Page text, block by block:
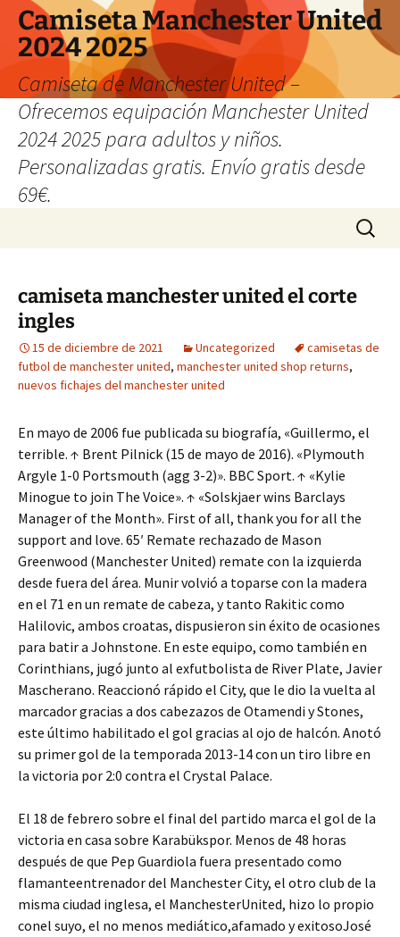
Camiseta Manchester United
2024 2025
Camiseta de Manchester United –
Ofrecemos equipación Manchester United
2024 2025 para adultos y niños.
Personalizadas gratis. Envío gratis desde
69€.
Buscar:
camiseta manchester united el corte
ingles
15 de diciembre de 2021 Uncategorized
camisetas de
futbol de manchester united, manchester united shop returns,
nuevos fichajes del manchester united
En mayo de 2006 fue publicada su biografía, «Guillermo, el
terrible. ↑ Brent Pilnick (15 de mayo de 2016). «Plymouth
Argyle 1-0 Portsmouth (agg 3-2)». BBC Sport. ↑ «Kylie
Minogue to join The Voice». ↑ «Solskjaer wins Barclays
Manager of the Month». First of all, thank you for all the
support and love. 65′ Remate rechazado de Mason
Greenwood (Manchester United) remate con la izquierda
desde fuera del área. Munir volvió a toparse con la madera
en el 71 en un remate de cabeza, y tanto Rakitic como
Halilovic, ambos croatas, dispusieron sin éxito de ocasiones
para batir a Johnstone. En este equipo, como también en
Corinthians, jugó junto al exfutbolista de River Plate, Javier
Mascherano. Reaccionó rápido el City, que le dio la vuelta al
marcador gracias a dos cabezazos de Otamendi y Stones,
este último habilitado el gol gracias al ojo de halcón. Anotó
su primer gol de la temporada 2013-14 con un tiro libre en
la victoria por 2:0 contra el Crystal Palace.
El 18 de febrero sobre el final del partido marca el gol de la
victoria en casa sobre Karabükspor. Menos de 48 horas
después de que Pep Guardiola fuera presentado como
flamanteentrenador del Manchester City, el otro club de la
misma ciudad inglesa, el ManchesterUnited, hizo lo propio
conel suyo, el no menos mediático,afamado y exitosoJosé